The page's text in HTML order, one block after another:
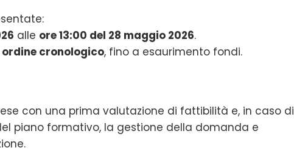
alle ore 13:00 del 28 maggio 2026.
ordine cronologico, fino a esaurimento fondi.
con una prima valutazione di fattibilità e, in caso di
piano formativo, la gestione della domanda e